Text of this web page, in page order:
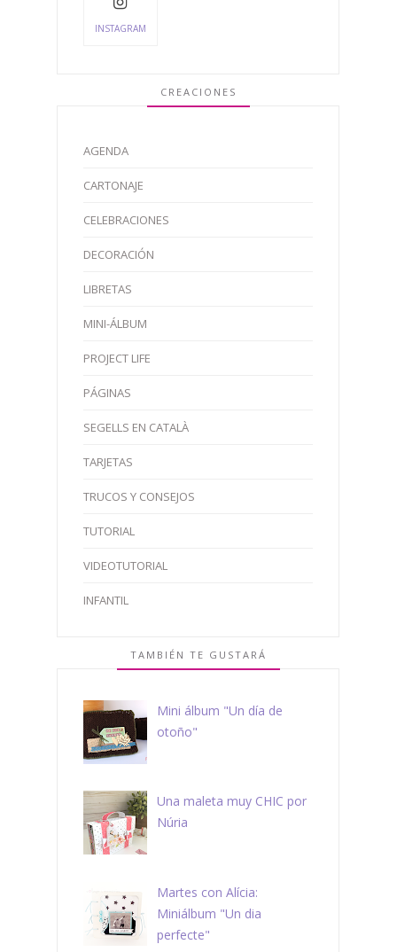
INSTAGRAM
CREACIONES
AGENDA
CARTONAJE
CELEBRACIONES
DECORACIÓN
LIBRETAS
MINI-ÁLBUM
PROJECT LIFE
PÁGINAS
SEGELLS EN CATALÀ
TARJETAS
TRUCOS Y CONSEJOS
TUTORIAL
VIDEOTUTORIAL
INFANTIL
TAMBIÉN TE GUSTARÁ
Mini álbum "Un día de
otoño"
Una maleta muy CHIC por
Núria
Martes con Alícia:
Miniálbum "Un dia
perfecte"